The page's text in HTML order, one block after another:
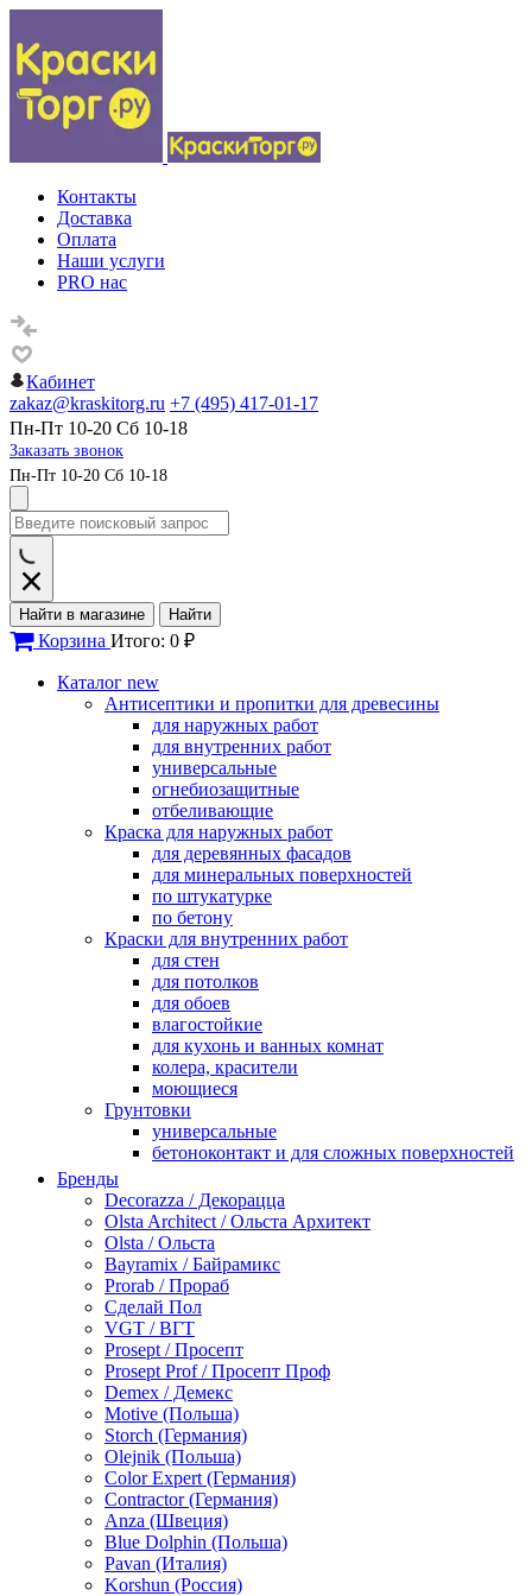
Контакты
Доставка
Оплата
Наши услуги
PRO нас
Кабинет
zakaz@kraskitorg.ru +7 (495) 417-01-17
Пн-Пт 10-20 Сб 10-18
Заказать звонок
Пн-Пт 10-20 Сб 10-18
Найти в магазине Найти
Корзина Итого: 0 ₽
Каталог new
Антисептики и пропитки для древесины
для наружных работ
для внутренних работ
универсальные
огнебиозащитные
отбеливающие
Краска для наружных работ
для деревянных фасадов
для минеральных поверхностей
по штукатурке
по бетону
Краски для внутренних работ
для стен
для потолков
для обоев
влагостойкие
для кухонь и ванных комнат
колера, красители
моющиеся
Грунтовки
универсальные
бетоноконтакт и для сложных поверхностей
по металлу
антикорозийные
под декоративные штукатурки
для гипсокартона
под штукатурку
Герметик
акриловые
силиконовые универсальные, нейтральные
силиконовые санитарные (антигрибковые)
шовные для срубов
для кровли
для каминов
полиуретановые
Декоративные штукатурки и краски
краски для декора, патина
мокрый шелк
венецианские (эффект мрамора)
песок (эффект песчаных вихрей)
декоративная шпаклевка
Бренды
Decorazza / Декорацца
Olsta Architect / Ольста Архитект
Olsta / Ольста
Bayramix / Байрамикс
Prorab / Прораб
Сделай Пол
VGT / ВГТ
Prosept / Просепт
Prosept Prof / Просепт Проф
Demex / Демекс
Motive (Польша)
Storch (Германия)
Olejnik (Польша)
Color Expert (Германия)
Contractor (Германия)
Anza (Швеция)
Blue Dolphin (Польша)
Pavan (Италия)
Korshun (Россия)